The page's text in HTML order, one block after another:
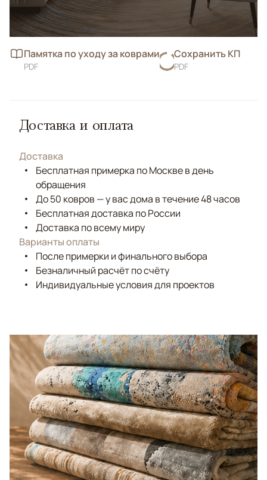
Памятка по уходу за коврами
PDF
Сохранить КП
PDF
Доставка и оплата
Доставка
Бесплатная примерка по Москве в день
обращения
До 50 ковров — у вас дома в течение 48 часов
Бесплатная доставка по России
Доставка по всему миру
Варианты оплаты
После примерки и финального выбора
Безналичный расчёт по счёту
Индивидуальные условия для проектов